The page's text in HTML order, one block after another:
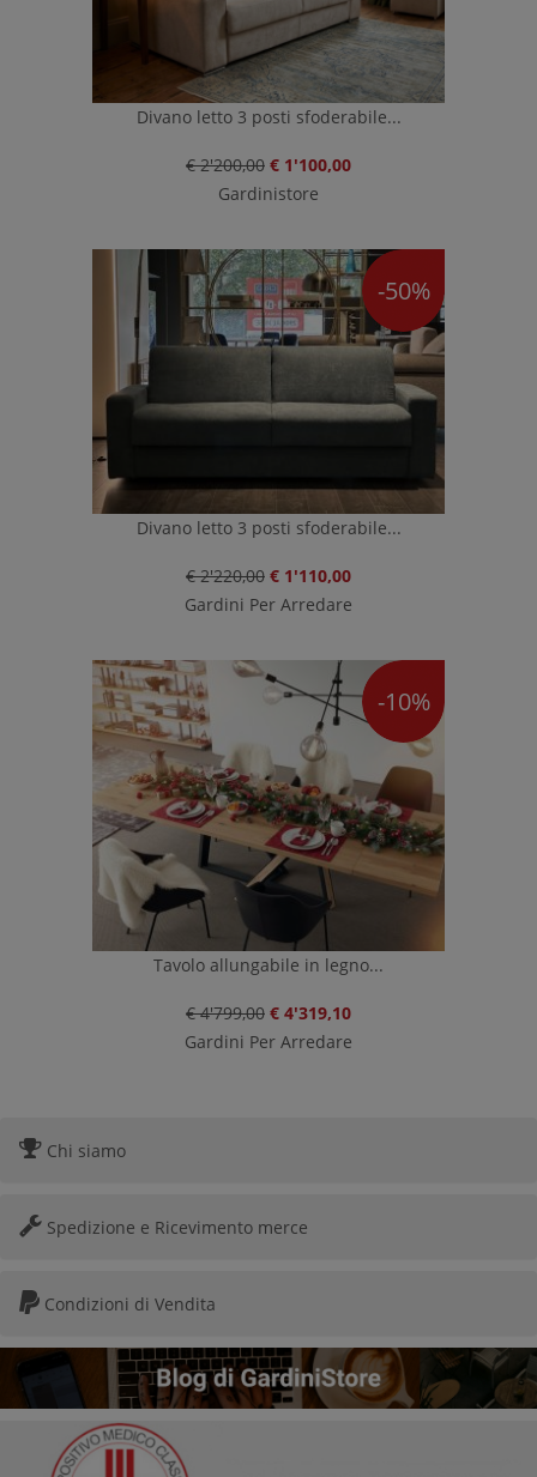
Divano letto 3 posti sfoderabile...
€ 2'200,00 € 1'100,00
Gardinistore
-50%
Divano letto 3 posti sfoderabile...
€ 2'220,00 € 1'110,00
Gardini Per Arredare
-10%
Tavolo allungabile in legno...
€ 4'799,00 € 4'319,10
Gardini Per Arredare
Chi siamo
Spedizione e Ricevimento merce
Condizioni di Vendita